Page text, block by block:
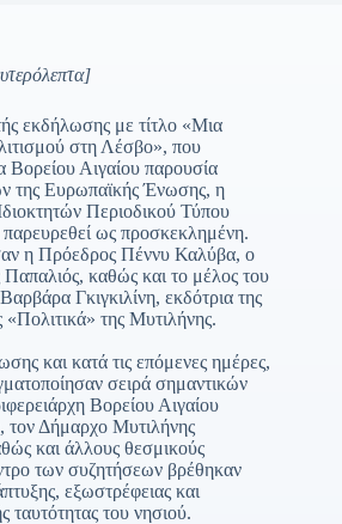
εκδήλωσης με τίτλο «Μια
στη Λέσβο», που
Βορείου Αιγαίου παρουσία
της Ευρωπαϊκής Ένωσης, η
Περιοδικού Τύπου
ως προσκεκλημένη.
η Πρόεδρος Πέννυ Καλύβα, ο
καθώς και το μέλος του
Γκιγκιλίνη, εκδότρια της
«Πολιτικά» της Μυτιλήνης.
και κατά τις επόμενες ημέρες,
σειρά σημαντικών
Βορείου Αιγαίου
τον Δήμαρχο Μυτιλήνης
και άλλους θεσμικούς
των συζητήσεων βρέθηκαν
εξωστρέφειας και
ταυτότητας του νησιού.